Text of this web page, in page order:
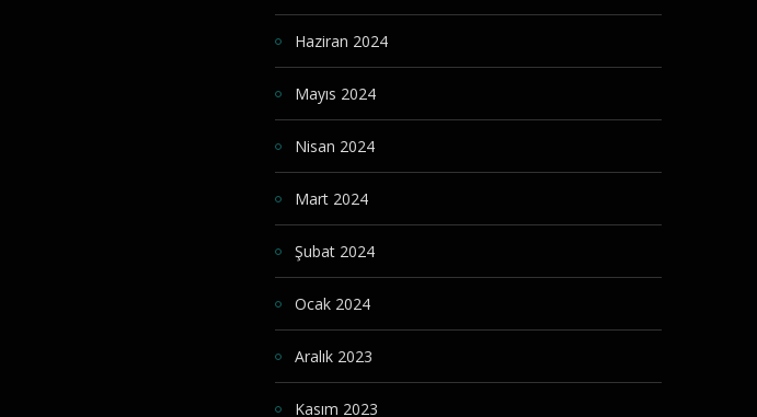
Haziran 2024
Mayıs 2024
Nisan 2024
Mart 2024
Şubat 2024
Ocak 2024
Aralık 2023
Kasım 2023